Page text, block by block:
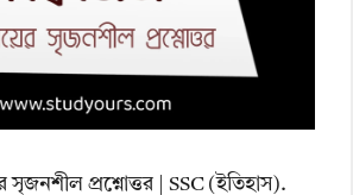
সৃজনশীল প্রশ্নোত্তর | SSC (ইতিহাস).